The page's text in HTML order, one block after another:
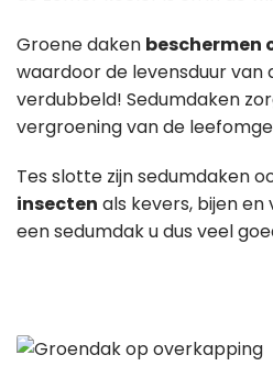
Groene daken beschermen
waardoor de levensduur van
verdubbeld! Sedumdaken
vergroening van de
Tes slotte zijn sedumdaken
insecten als kevers, bijen
een sedumdak u dus veel